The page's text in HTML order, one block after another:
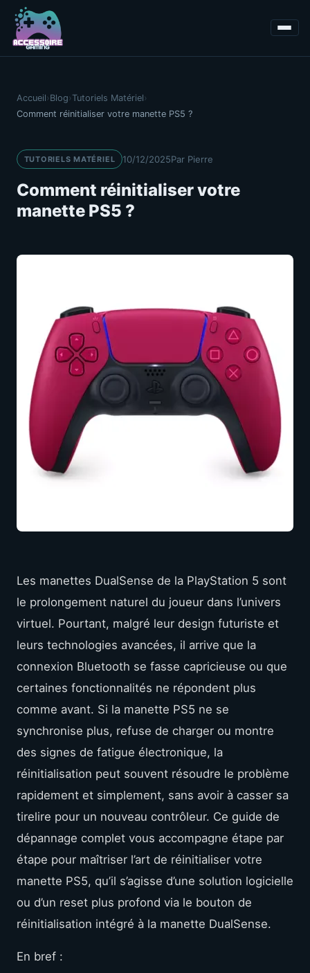
Accueil› Blog›Tutoriels Matériel›
Comment réinitialiser votre manette PS5 ?
TUTORIELS MATÉRIEL 10/12/2025Par Pierre
Comment réinitialiser votre
manette PS5 ?
Les manettes DualSense de la PlayStation 5 sont
le prolongement naturel du joueur dans l’univers
virtuel. Pourtant, malgré leur design futuriste et
leurs technologies avancées, il arrive que la
connexion Bluetooth se fasse capricieuse ou que
certaines fonctionnalités ne répondent plus
comme avant. Si la manette PS5 ne se
synchronise plus, refuse de charger ou montre
des signes de fatigue électronique, la
réinitialisation peut souvent résoudre le problème
rapidement et simplement, sans avoir à casser sa
tirelire pour un nouveau contrôleur. Ce guide de
dépannage complet vous accompagne étape par
étape pour maîtriser l’art de réinitialiser votre
manette PS5, qu’il s’agisse d’une solution logicielle
ou d’un reset plus profond via le bouton de
réinitialisation intégré à la manette DualSense.
En bref :